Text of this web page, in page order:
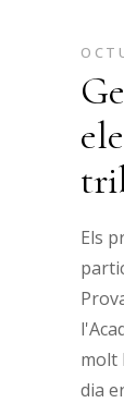
Els
molt
dia